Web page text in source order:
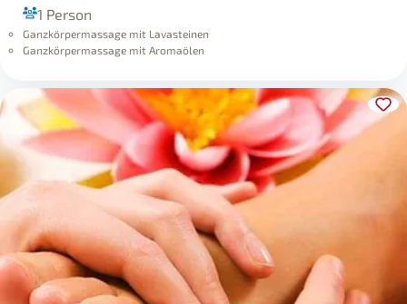
1 Person
Ganzkörpermassage mit Lavasteinen
Ganzkörpermassage mit Aromaölen